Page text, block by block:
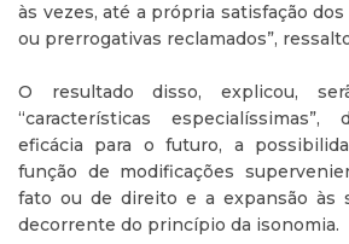
às vezes, até a própria satisfação
ou prerrogativas reclamados”,
O resultado disso, explicou,
“características
eficácia para o futuro, a
função de modificações
fato ou de direito e a expansão às
decorrente do princípio da isonomia.